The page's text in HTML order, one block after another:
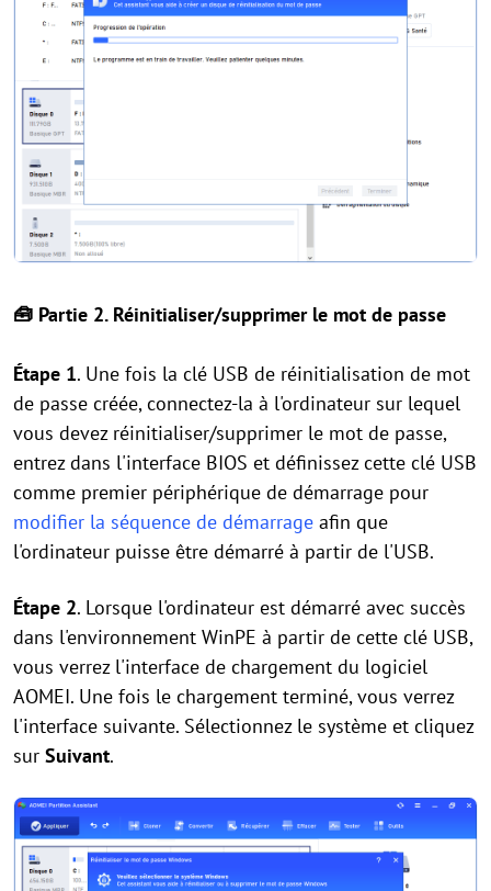
🧰 Partie 2. Réinitialiser/supprimer le mot de passe
Étape 1. Une fois la clé USB de réinitialisation de mot
de passe créée, connectez-la à l'ordinateur sur lequel
vous devez réinitialiser/supprimer le mot de passe,
entrez dans l'interface BIOS et définissez cette clé USB
comme premier périphérique de démarrage pour
modifier la séquence de démarrage afin que
l'ordinateur puisse être démarré à partir de l'USB.
Étape 2. Lorsque l'ordinateur est démarré avec succès
dans l'environnement WinPE à partir de cette clé USB,
vous verrez l'interface de chargement du logiciel
AOMEI. Une fois le chargement terminé, vous verrez
l'interface suivante. Sélectionnez le système et cliquez
sur Suivant.